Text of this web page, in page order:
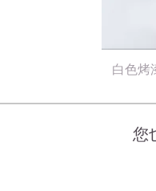
白色烤
您